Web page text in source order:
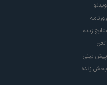
ویدئو
روزنامه
نتایج زنده
آنتن
پیش بینی
پخش زنده